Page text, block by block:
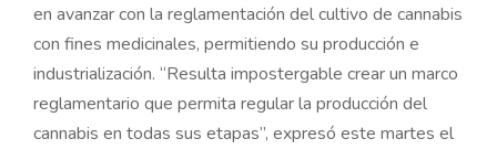
en avanzar con la reglamentación del cultivo de cannabis
con fines medicinales, permitiendo su producción e
industrialización. “Resulta impostergable crear un marco
reglamentario que permita regular la producción del
cannabis en todas sus etapas”, expresó este martes el